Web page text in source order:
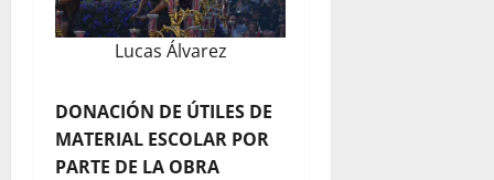
Lucas Álvarez
DONACIÓN DE ÚTILES DE
MATERIAL ESCOLAR POR
PARTE DE LA OBRA